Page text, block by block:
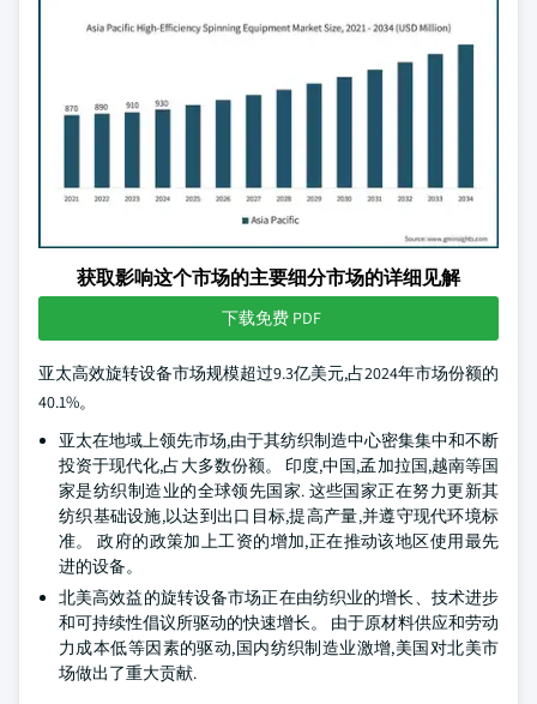
获取影响这个市场的主要细分市场的详细见解
下载免费 PDF
亚太高效旋转设备市场规模超过9.3亿美元,占2024年市场份额的
40.1%。
亚太在地域上领先市场,由于其纺织制造中心密集集中和不断
投资于现代化,占大多数份额。 印度,中国,孟加拉国,越南等国
家是纺织制造业的全球领先国家. 这些国家正在努力更新其
纺织基础设施,以达到出口目标,提高产量,并遵守现代环境标
准。 政府的政策加上工资的增加,正在推动该地区使用最先
进的设备。
北美高效益的旋转设备市场正在由纺织业的增长、技术进步
和可持续性倡议所驱动的快速增长。 由于原材料供应和劳动
力成本低等因素的驱动,国内纺织制造业激增,美国对北美市
场做出了重大贡献.